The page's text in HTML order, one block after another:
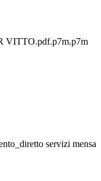
VITTO.pdf.p7m.p7m
servizi mensa